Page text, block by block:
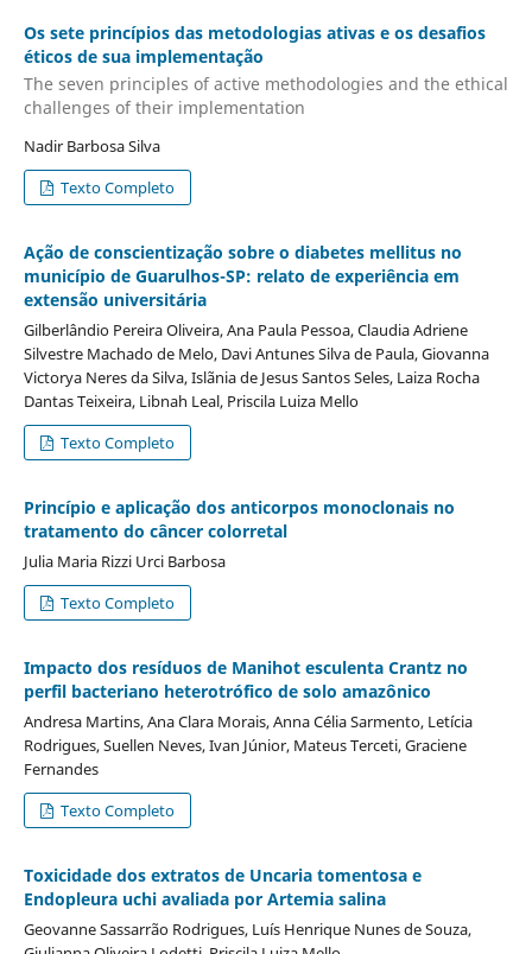
Os sete princípios das metodologias ativas e os desafios
éticos de sua implementação
The seven principles of active methodologies and the ethical
challenges of their implementation
Nadir Barbosa Silva
Texto Completo
Ação de conscientização sobre o diabetes mellitus no
município de Guarulhos-SP: relato de experiência em
extensão universitária
Gilberlândio Pereira Oliveira, Ana Paula Pessoa, Claudia Adriene
Silvestre Machado de Melo, Davi Antunes Silva de Paula, Giovanna
Victorya Neres da Silva, Islãnia de Jesus Santos Seles, Laiza Rocha
Dantas Teixeira, Libnah Leal, Priscila Luiza Mello
Texto Completo
Princípio e aplicação dos anticorpos monoclonais no
tratamento do câncer colorretal
Julia Maria Rizzi Urci Barbosa
Texto Completo
Impacto dos resíduos de Manihot esculenta Crantz no
perfil bacteriano heterotrófico de solo amazônico
Andresa Martins, Ana Clara Morais, Anna Célia Sarmento, Letícia
Rodrigues, Suellen Neves, Ivan Júnior, Mateus Terceti, Graciene
Fernandes
Texto Completo
Toxicidade dos extratos de Uncaria tomentosa e
Endopleura uchi avaliada por Artemia salina
Geovanne Sassarrão Rodrigues, Luís Henrique Nunes de Souza,